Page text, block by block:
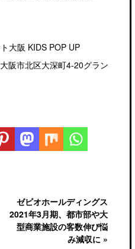
大阪 KIDS POP UP
阪市北区大深町4-20グラン
ゼビオホールディングス
2021年3月期、都市部や大
型商業施設の客数伸び悩
み減収に »